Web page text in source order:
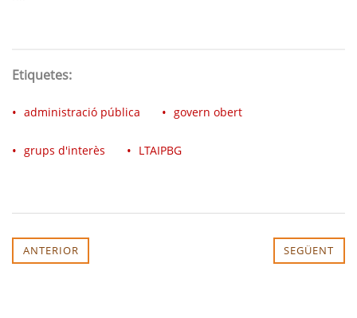
Etiquetes:
administració pública govern obert
grups d'interès LTAIPBG
ANTERIOR SEGÜENT